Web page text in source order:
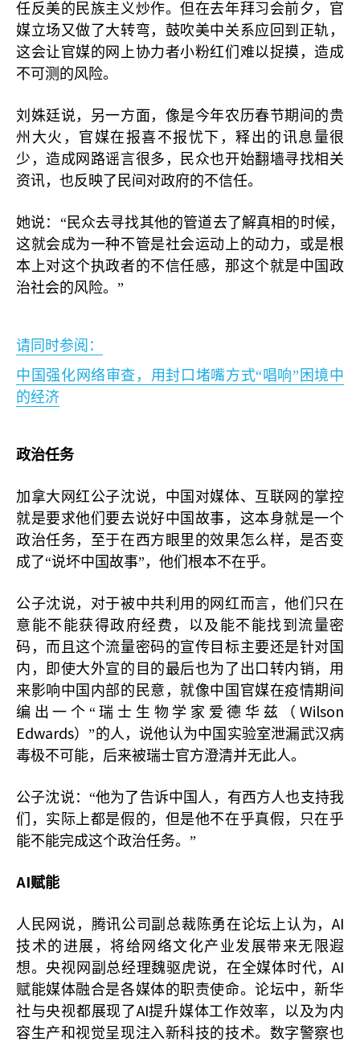
任反美的民族主义炒作。但在去年拜习会前夕，官
媒立场又做了大转弯，鼓吹美中关系应回到正轨，
这会让官媒的网上协力者小粉红们难以捉摸，造成
不可测的风险。
刘姝廷说，另一方面，像是今年农历春节期间的贵
州大火，官媒在报喜不报忧下，释出的讯息量很
少，造成网路谣言很多，民众也开始翻墙寻找相关
资讯，也反映了民间对政府的不信任。
她说：“民众去寻找其他的管道去了解真相的时候，
这就会成为一种不管是社会运动上的动力，或是根
本上对这个执政者的不信任感，那这个就是中国政
治社会的风险。”
请同时参阅：
中国强化网络审查，用封口堵嘴方式“唱响”困境中
的经济
政治任务
加拿大网红公子沈说，中国对媒体、互联网的掌控
就是要求他们要去说好中国故事，这本身就是一个
政治任务，至于在西方眼里的效果怎么样，是否变
成了“说坏中国故事”，他们根本不在乎。
公子沈说，对于被中共利用的网红而言，他们只在
意能不能获得政府经费，以及能不能找到流量密
码，而且这个流量密码的宣传目标主要还是针对国
内，即使大外宣的目的最后也为了出口转内销，用
来影响中国内部的民意，就像中国官媒在疫情期间
编出一个“瑞士生物学家爱德华兹（ Wilson
Edwards）”的人，说他认为中国实验室泄漏武汉病
毒极不可能，后来被瑞士官方澄清并无此人。
公子沈说：“他为了告诉中国人，有西方人也支持我
们，实际上都是假的，但是他不在乎真假，只在乎
能不能完成这个政治任务。”
AI赋能
人民网说，腾讯公司副总裁陈勇在论坛上认为，AI
技术的进展，将给网络文化产业发展带来无限遐
想。央视网副总经理魏驱虎说，在全媒体时代，AI
赋能媒体融合是各媒体的职责使命。论坛中，新华
社与央视都展现了AI提升媒体工作效率，以及为内
容生产和视觉呈现注入新科技的技术。数字警察也